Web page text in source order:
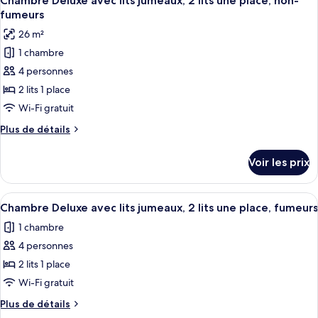
2
lits
une
place,
fumeurs
chambre
avec
lits
jumeaux,
2
lits
place,
fumeurs
toutes
les
photos
pour
ce
type
de
chambre :
Chambre
avec
lits
jumeaux,
2
lits
une
place,
non-
fumeurs
fumeurs
26 m²
1 chambre
4 personnes
2 lits 1 place
Wi-Fi gratuit
Plus de détails
Plus
le
type
de
Chambre
Deluxe
lits
jumeaux,
lits
Voir les prix
Afficher
toutes
les
photos
pour
ce
type
de
Une chambre d’hôtel équipée d’un
22
Chambre Deluxe avec lits jumeaux, 2 lits une place, fumeurs
1 chambre
4 personnes
2 lits 1 place
Wi-Fi gratuit
Plus de détails
Plus